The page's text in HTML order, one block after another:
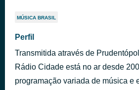
MÚSICA BRASIL
Perfil
Transmitida através de
Rádio Cidade está no ar desde
programação variada de música e